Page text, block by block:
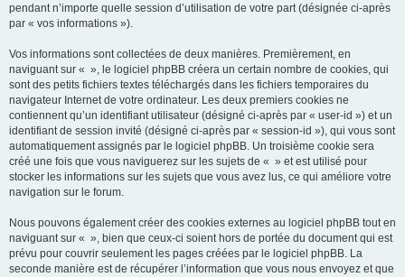
pendant n’importe quelle session d’utilisation de votre part (désignée ci-après
par « vos informations »).
Vos informations sont collectées de deux manières. Premièrement, en
naviguant sur « », le logiciel phpBB créera un certain nombre de cookies, qui
sont des petits fichiers textes téléchargés dans les fichiers temporaires du
navigateur Internet de votre ordinateur. Les deux premiers cookies ne
contiennent qu’un identifiant utilisateur (désigné ci-après par « user-id ») et un
identifiant de session invité (désigné ci-après par « session-id »), qui vous sont
automatiquement assignés par le logiciel phpBB. Un troisième cookie sera
créé une fois que vous naviguerez sur les sujets de « » et est utilisé pour
stocker les informations sur les sujets que vous avez lus, ce qui améliore votre
navigation sur le forum.
Nous pouvons également créer des cookies externes au logiciel phpBB tout en
naviguant sur « », bien que ceux-ci soient hors de portée du document qui est
prévu pour couvrir seulement les pages créées par le logiciel phpBB. La
seconde manière est de récupérer l’information que vous nous envoyez et que